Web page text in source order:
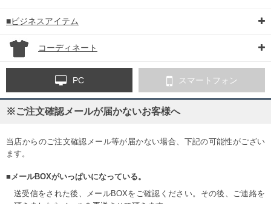
■ビジネスアイテム
コーディネート
PC スマートフォン
※ご注文確認メールが届かないお客様へ
当店からのご注文確認メール等が届かない場合、下記の可能性がござい
ます。
■メールBOXがいっぱいになっている。
送受信をされた後、メールBOXをご確認ください。その後、ご連絡を